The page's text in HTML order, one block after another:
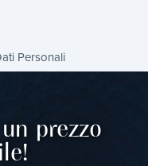
Personali
prezzo